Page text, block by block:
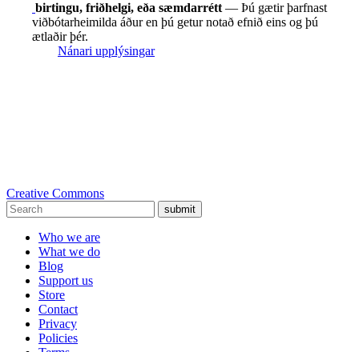
birtingu, friðhelgi, eða sæmdarrétt — Þú gætir þarfnast
viðbótarheimilda áður en þú getur notað efnið eins og þú
ætlaðir þér.
Nánari upplýsingar
Creative Commons
submit
Who we are
What we do
Blog
Support us
Store
Contact
Privacy
Policies